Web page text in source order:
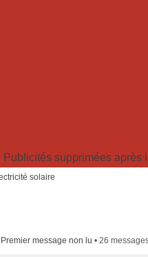
supprimées après
solaire
Premier message non lu • 26